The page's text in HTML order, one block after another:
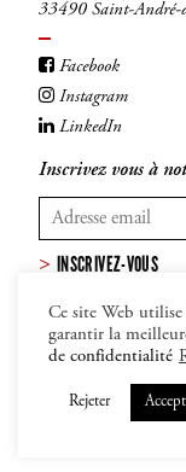
33490 Saint-André-
Facebook
Instagram
LinkedIn
Inscrivez vous à
INSCRIVEZ-VOUS
MENTIONS
L'ABUS
SACHEZ
Ce site Web utilise
garantir la
de confidentialité
Rejeter